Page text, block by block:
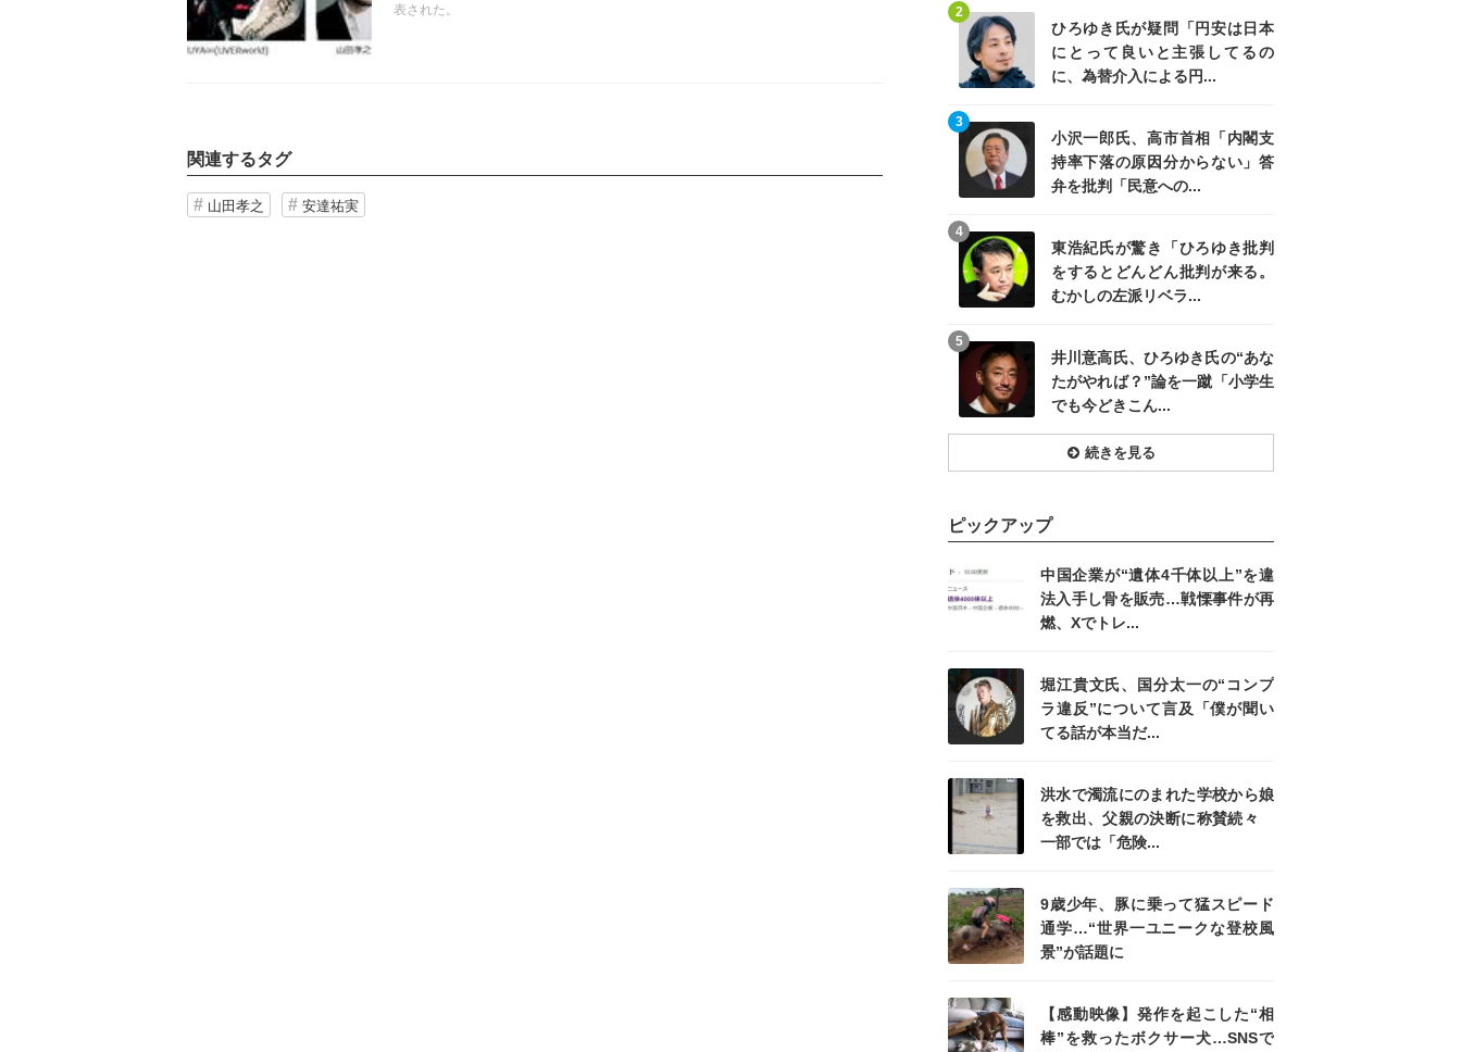
表された。
関連するタグ
山田孝之 安達祐実
ひろゆき氏が疑問「円安は日本
にとって良いと主張してるの
に、為替介入による円...
2
小沢一郎氏、高市首相「内閣支
持率下落の原因分からない」答
弁を批判「民意への...
3
東浩紀氏が驚き「ひろゆき批判
をするとどんどん批判が来る。
むかしの左派リベラ...
4
井川意高氏、ひろゆき氏の“あな
たがやれば？”論を一蹴「小学生
でも今どきこん...
5
続きを見る
ピックアップ
中国企業が“遺体4千体以上”を違
法入手し骨を販売…戦慄事件が再
燃、Xでトレ...
堀江貴文氏、国分太一の“コンプ
ラ違反”について言及「僕が聞い
てる話が本当だ...
洪水で濁流にのまれた学校から娘
を救出、父親の決断に称賛続々
一部では「危険...
9歳少年、豚に乗って猛スピード
通学…“世界一ユニークな登校風
景”が話題に
【感動映像】発作を起こした“相
棒”を救ったボクサー犬…SNSで